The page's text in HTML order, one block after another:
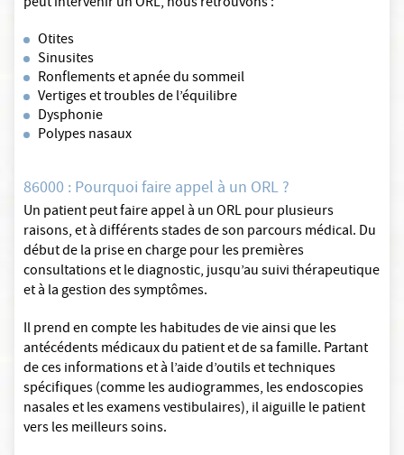
Otites
Sinusites
Ronflements et apnée du sommeil
Vertiges et troubles de l’équilibre
Dysphonie
Polypes nasaux
86000 : Pourquoi faire appel à un ORL ?
Un patient peut faire appel à un ORL pour plusieurs
raisons, et à différents stades de son parcours médical. Du
début de la prise en charge pour les premières
consultations et le diagnostic, jusqu’au suivi thérapeutique
et à la gestion des symptômes.
Il prend en compte les habitudes de vie ainsi que les
antécédents médicaux du patient et de sa famille. Partant
de ces informations et à l’aide d’outils et techniques
spécifiques (comme les audiogrammes, les endoscopies
nasales et les examens vestibulaires), il aiguille le patient
vers les meilleurs soins.